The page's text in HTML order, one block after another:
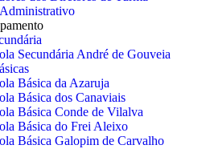
Secundária André de Gouveia
Básica da Azaruja
Básica dos Canaviais
Básica Conde de Vilalva
Básica do Frei Aleixo
Básica Galopim de Carvalho